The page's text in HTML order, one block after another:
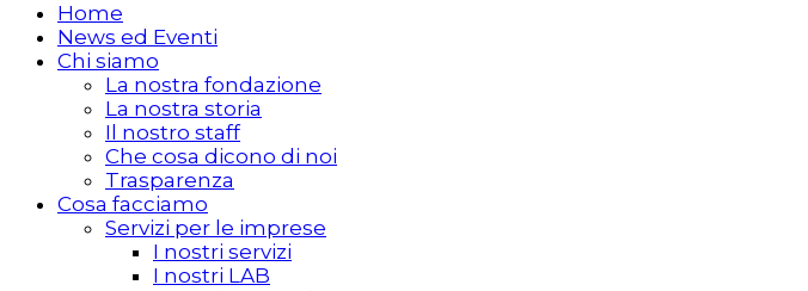
Home
News ed Eventi
Chi siamo
La nostra fondazione
La nostra storia
Il nostro staff
Che cosa dicono di noi
Trasparenza
Cosa facciamo
Servizi per le imprese
I nostri servizi
I nostri LAB